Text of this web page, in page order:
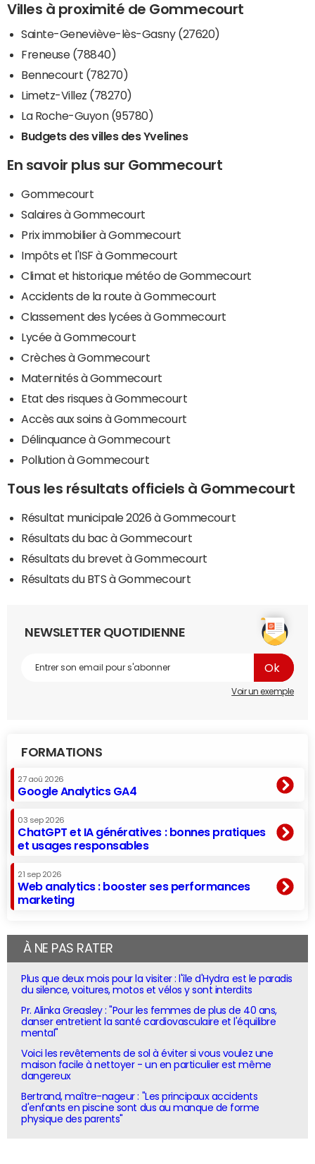
Villes à proximité de Gommecourt
Sainte-Geneviève-lès-Gasny (27620)
Freneuse (78840)
Bennecourt (78270)
Limetz-Villez (78270)
La Roche-Guyon (95780)
Budgets des villes des Yvelines
En savoir plus sur Gommecourt
Gommecourt
Salaires à Gommecourt
Prix immobilier à Gommecourt
Impôts et l'ISF à Gommecourt
Climat et historique météo de Gommecourt
Accidents de la route à Gommecourt
Classement des lycées à Gommecourt
Lycée à Gommecourt
Crèches à Gommecourt
Maternités à Gommecourt
Etat des risques à Gommecourt
Accès aux soins à Gommecourt
Délinquance à Gommecourt
Pollution à Gommecourt
Tous les résultats officiels à Gommecourt
Résultat municipale 2026 à Gommecourt
Résultats du bac à Gommecourt
Résultats du brevet à Gommecourt
Résultats du BTS à Gommecourt
NEWSLETTER QUOTIDIENNE
Voir un exemple
FORMATIONS
27 aoû 2026
Google Analytics GA4
03 sep 2026
ChatGPT et IA génératives : bonnes pratiques
et usages responsables
21 sep 2026
Web analytics : booster ses performances
marketing
À NE PAS RATER
Plus que deux mois pour la visiter : l'île d'Hydra est le paradis
du silence, voitures, motos et vélos y sont interdits
Pr. Alinka Greasley : "Pour les femmes de plus de 40 ans,
danser entretient la santé cardiovasculaire et l'équilibre
mental"
Voici les revêtements de sol à éviter si vous voulez une
maison facile à nettoyer - un en particulier est même
dangereux
Bertrand, maître-nageur : "Les principaux accidents
d'enfants en piscine sont dus au manque de forme
physique des parents"